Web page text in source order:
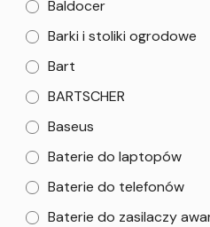
Baldocer
Barki i stoliki ogrodowe
Bart
BARTSCHER
Baseus
Baterie do laptopów
Baterie do telefonów
Baterie do zasilaczy